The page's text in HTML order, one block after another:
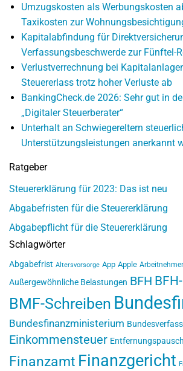
Umzugskosten als Werbungskosten
Taxikosten zur
Kapitalabfindung für
Verfassungsbeschwerde zur Fünftel-
Verlustverrechnung bei
Steuererlass trotz hoher Verluste ab
BankingCheck.de 2026: Sehr gut in
„Digitaler Steuerberater“
Unterhalt an Schwiegereltern
Unterstützungsleistungen anerkannt
Ratgeber
Steuererklärung für 2023: Das ist neu
Abgabefristen für die Steuererklärung
Abgabepflicht für die Steuererklärung
Schlagwörter
Abgabefrist Altersvorsorge App Apple Arbeitnehmer
Außergewöhnliche Belastungen BFH
BMF-Schreiben
Bundesfinanzministerium
Einkommensteuer
Finanzamt Finanzgericht